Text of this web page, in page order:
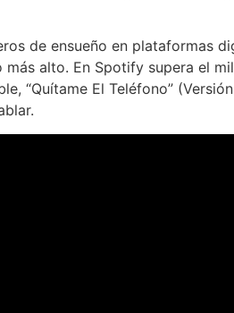
de ensueño en plataformas
alto. En Spotify supera el
“Quítame El Teléfono”